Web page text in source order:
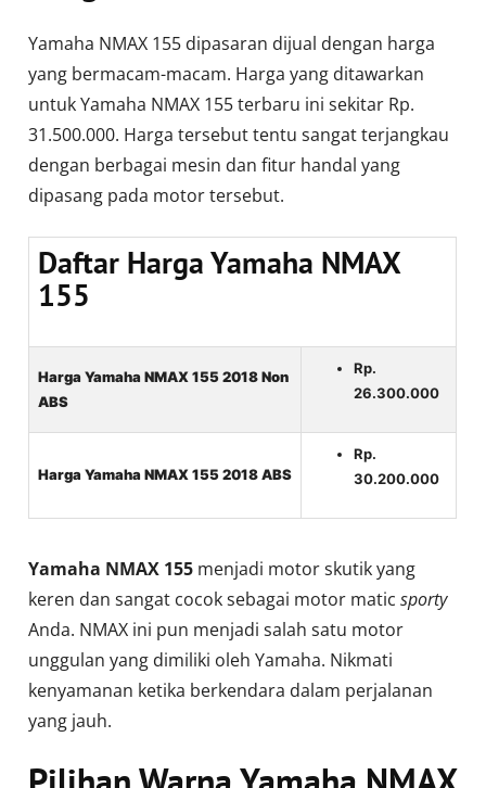
Yamaha NMAX 155 dipasaran dijual dengan harga
yang bermacam-macam. Harga yang ditawarkan
untuk Yamaha NMAX 155 terbaru ini sekitar Rp.
31.500.000. Harga tersebut tentu sangat terjangkau
dengan berbagai mesin dan fitur handal yang
dipasang pada motor tersebut.
Daftar Harga Yamaha NMAX
155
Harga Yamaha NMAX 155 2018 Non
ABS
Rp.
26.300.000
Harga Yamaha NMAX 155 2018 ABS
Rp.
30.200.000
Yamaha NMAX 155 menjadi motor skutik yang
keren dan sangat cocok sebagai motor maticsporty
Anda. NMAX ini pun menjadi salah satu motor
unggulan yang dimiliki oleh Yamaha. Nikmati
kenyamanan ketika berkendara dalam perjalanan
yang jauh.